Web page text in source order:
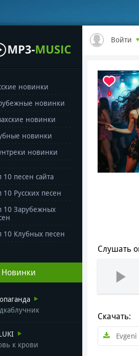
новинки
новинки
новинки
новинки
новинки
10 песен сайта
10 Русских песен
10 Зарубежных
10 Клубных песен
Новинки
к крови
Войти
0
Слушать
Скачать: